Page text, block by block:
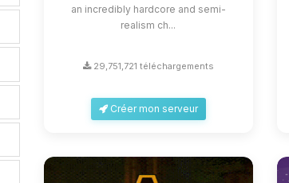
an incredibly hardcore and semi-
realism ch...
29,751,721 téléchargements
Créer mon serveur